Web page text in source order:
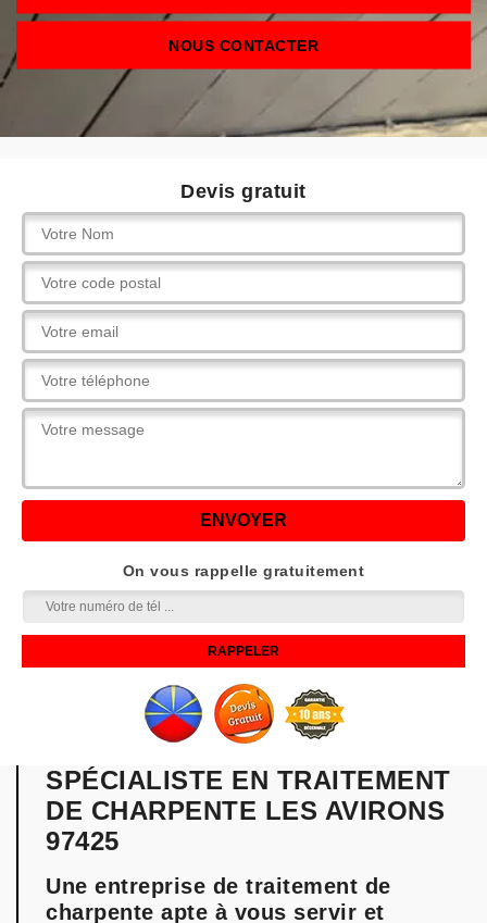
NOUS CONTACTER
Devis gratuit
On vous rappelle gratuitement
SPÉCIALISTE EN TRAITEMENT
DE CHARPENTE LES AVIRONS
97425
Une entreprise de traitement de
charpente apte à vous servir et